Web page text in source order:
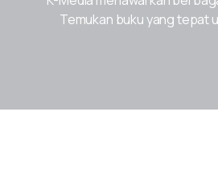
Temukan buku yang tepat